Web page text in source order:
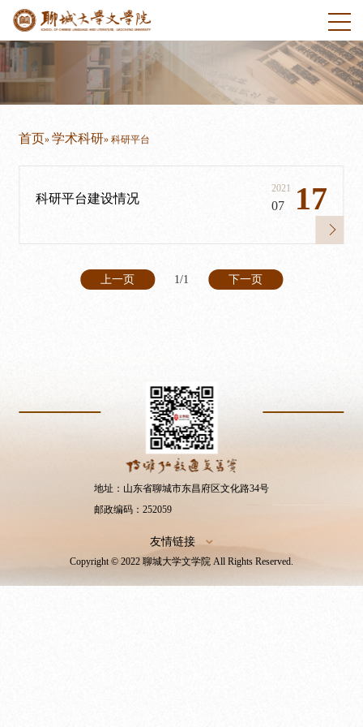
首页»学术科研» 科研平台
科研平台建设情况
2021
07 17
上一页 1/1 下一页
地址：山东省聊城市东昌府区文化路34号
邮政编码：252059
友情链接
Copyright © 2022 聊城大学文学院 All Rights Reserved.